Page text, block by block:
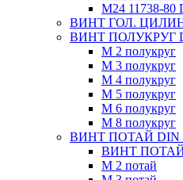
М24 11738-80
ВИНТ ГОЛ.
ВИНТ ПОЛУКРУГ
М 2 полукруг
М 3 полукруг
М 4 полукруг
М 5 полукруг
М 6 полукруг
М 8 полукруг
ВИНТ ПОТАЙ DIN
ВИНТ ПОТАЙ
М 2 потай